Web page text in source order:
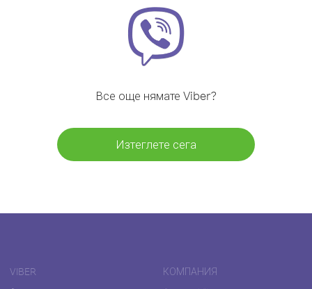
Все още нямате Viber?
Изтеглете сега
VIBER КОМПАНИЯ